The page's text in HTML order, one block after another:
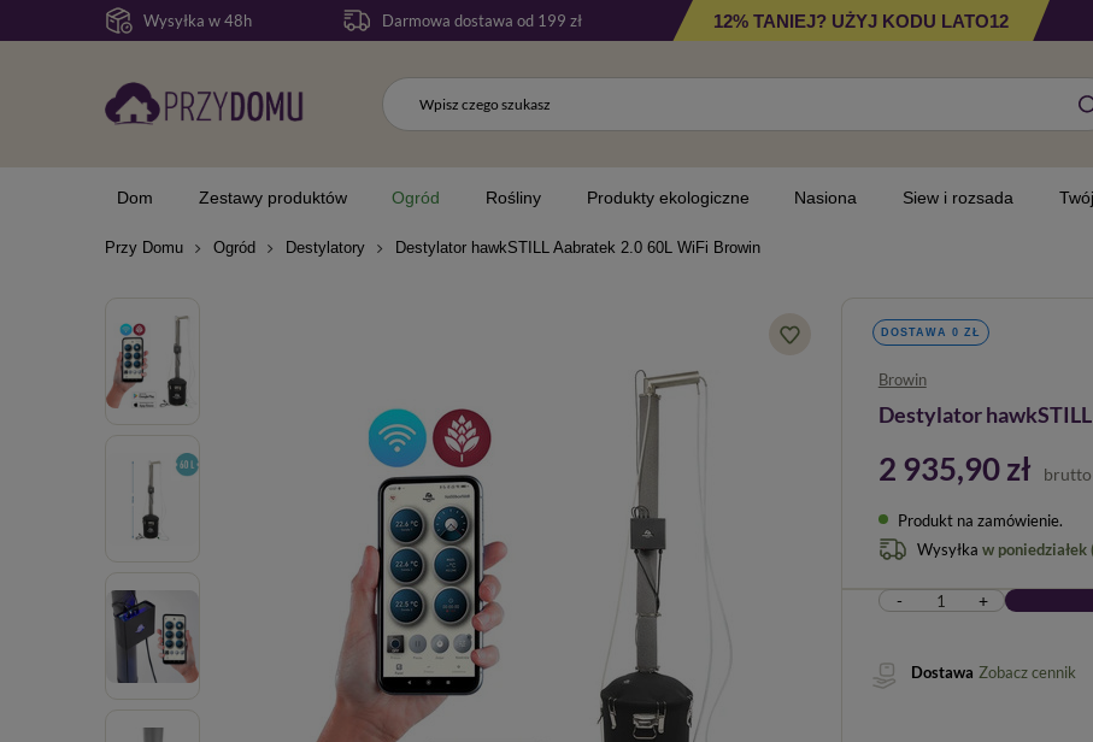
Wysyłka w 48h Darmowa dostawa od 199 zł 12% TANIEJ? UŻYJ KODU LATO12
Dom Zestawy produktów Ogród Rośliny Produkty ekologiczne Nasiona Siew i rozsada
Przy Domu Ogród Destylatory Destylator hawkSTILL Aabratek 2.0 60L WiFi Browin
DOSTAWA 0 ZŁ
Browin
Destylator
2 935,90 zł brutto
Produkt na zamówienie
Wysyłka w poniedziałek
- +
Dostawa Zobacz cennik